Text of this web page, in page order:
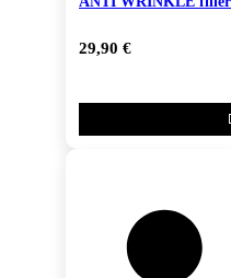
29,90 €